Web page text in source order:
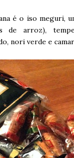
é o iso meguri,
de arroz),
nori verde e